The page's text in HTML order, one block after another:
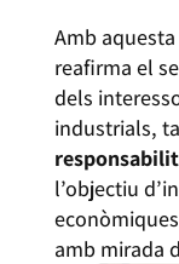
Amb
reafirma el
dels
industrials,
l’objectiu
amb mirada